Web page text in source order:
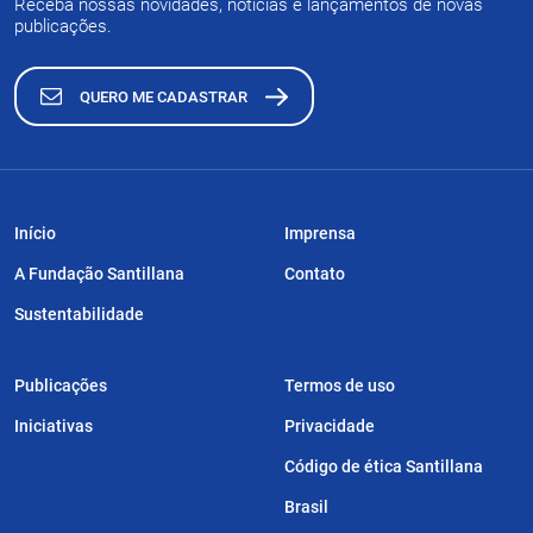
Receba nossas novidades, notícias e lançamentos de novas
publicações.
QUERO ME CADASTRAR
Início
A Fundação Santillana
Sustentabilidade
Publicações
Iniciativas
Imprensa
Contato
Termos de uso
Privacidade
Código de ética Santillana
Brasil